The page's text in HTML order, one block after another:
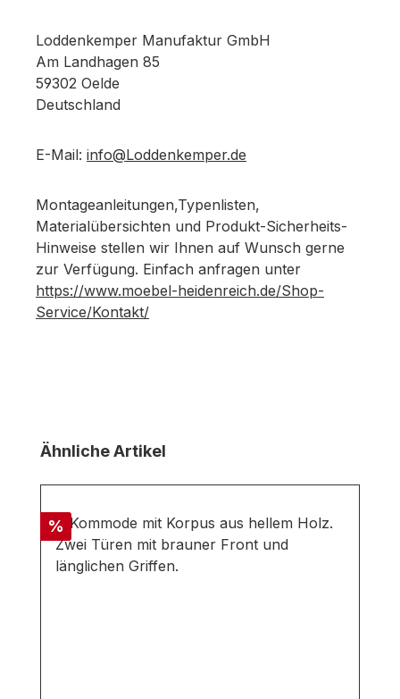
Loddenkemper Manufaktur GmbH
Am Landhagen 85
59302 Oelde
Deutschland
E-Mail: info@Loddenkemper.de
Montageanleitungen,Typenlisten,
Materialübersichten und Produkt-Sicherheits-
Hinweise stellen wir Ihnen auf Wunsch gerne
zur Verfügung. Einfach anfragen unter
https://www.moebel-heidenreich.de/Shop-
Service/Kontakt/
Produktgalerie überspringen
Ähnliche Artikel
Rabatt
%